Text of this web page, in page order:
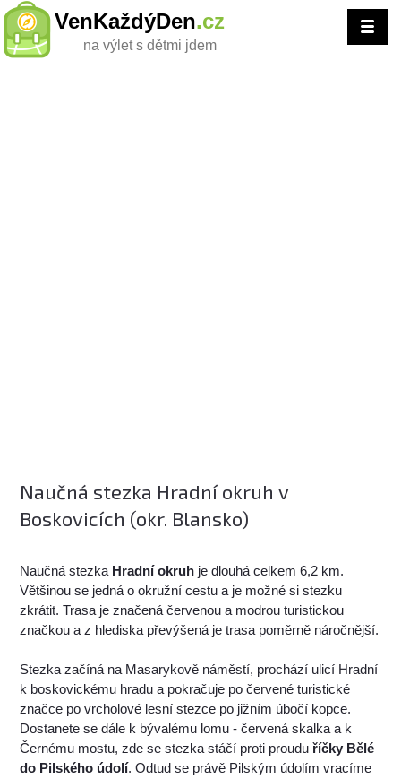
VenKaždýDen.cz
na výlet s dětmi jdem
Naučná stezka Hradní okruh v
Boskovicích (okr. Blansko)
Naučná stezka Hradní okruh je dlouhá celkem 6,2 km.
Většinou se jedná o okružní cestu a je možné si stezku
zkrátit. Trasa je značená červenou a modrou turistickou
značkou a z hlediska převýšená je trasa poměrně náročnější.
Stezka začíná na Masarykově náměstí, prochází ulicí Hradní
k boskovickému hradu a pokračuje po červené turistické
značce po vrcholové lesní stezce po jižním úbočí kopce.
Dostanete se dále k bývalému lomu - červená skalka a k
Černému mostu, zde se stezka stáčí proti prouduříčky Bělé
do Pilského údolí. Odtud se právě Pilským údolím vracíme